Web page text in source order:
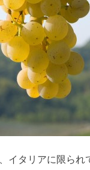
イタリアに限られ